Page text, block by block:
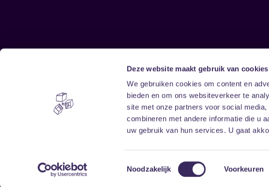
Deze website maakt gebruik van cookies
We gebruiken cookies om content en
bieden en om ons websiteverkeer te
site met onze partners voor social
combineren met andere informatie die u
uw gebruik van hun services. U gaat
Toestemmingsselectie
Noodzakelijk Voorkeuren
Home
Vrijwilligers
Disclaimer
Toegankelijkheid
Privacy & cookies